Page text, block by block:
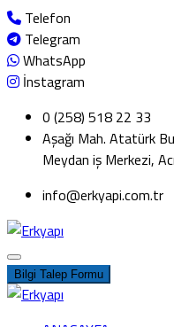
Telefon
Telegram
WhatsApp
İnstagram
0 (258) 518 22 33
Aşağı Mah. Atatürk
Meydan iş Merkezi,
info@erkyapi.com.tr
Bilgi Talep Formu